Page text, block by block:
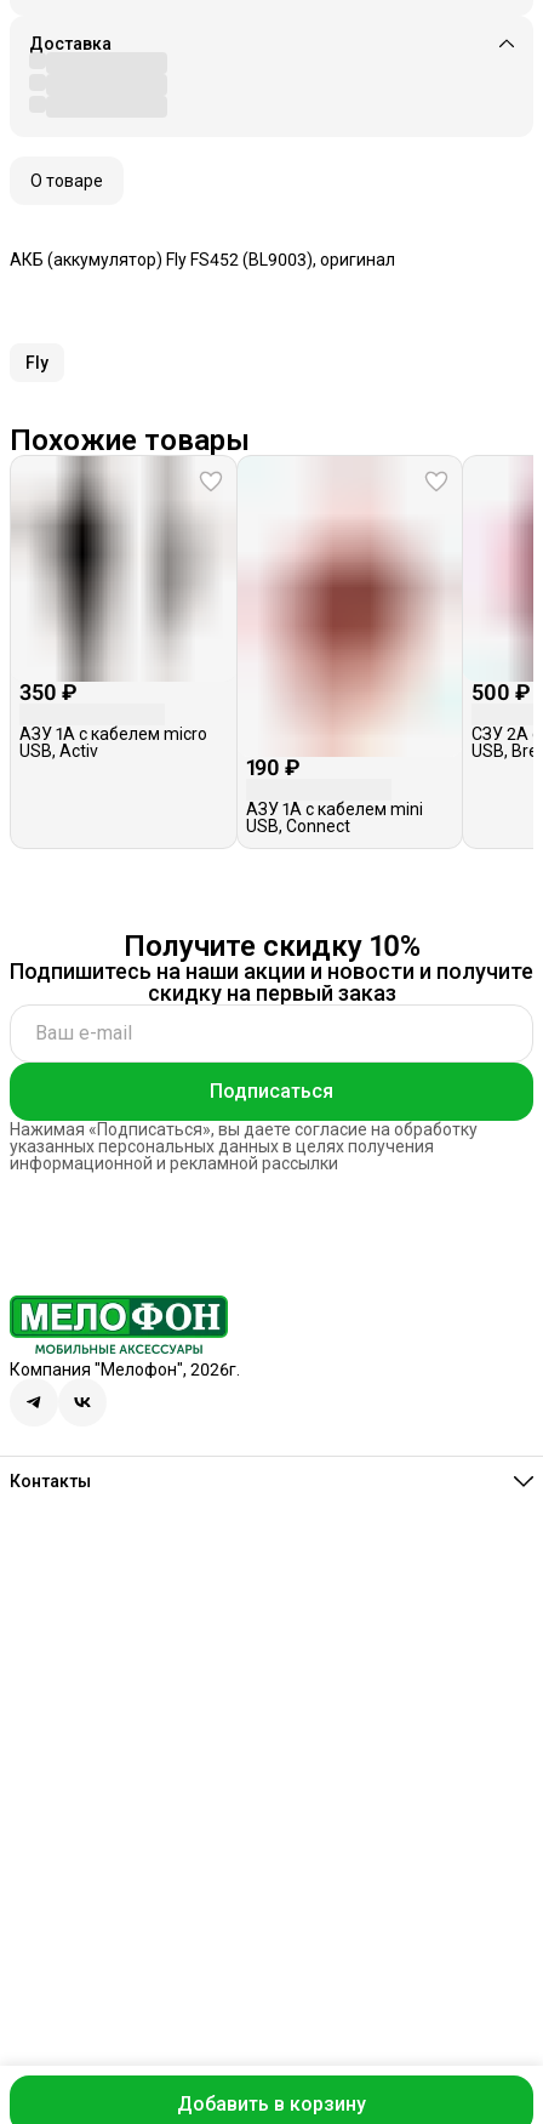
Добавить в корзину
Доставка
О товаре
АКБ (аккумулятор) Fly FS452 (BL9003), оригинал
Fly
Похожие товары
350 ₽
АЗУ 1A с кабелем micro
USB, Activ
190 ₽
АЗУ 1A с кабелем mini
USB, Connect
500 ₽
СЗУ 2A
USB,
Получите скидку 10%
Подпишитесь на наши акции и новости и получите
скидку на первый заказ
Подписаться
Нажимая «Подписаться», вы даете согласие на обработку
указанных персональных данных в целях получения
информационной и рекламной рассылки
Компания "Мелофон", 2026г.
Контакты
ДоставкаПравила возврата